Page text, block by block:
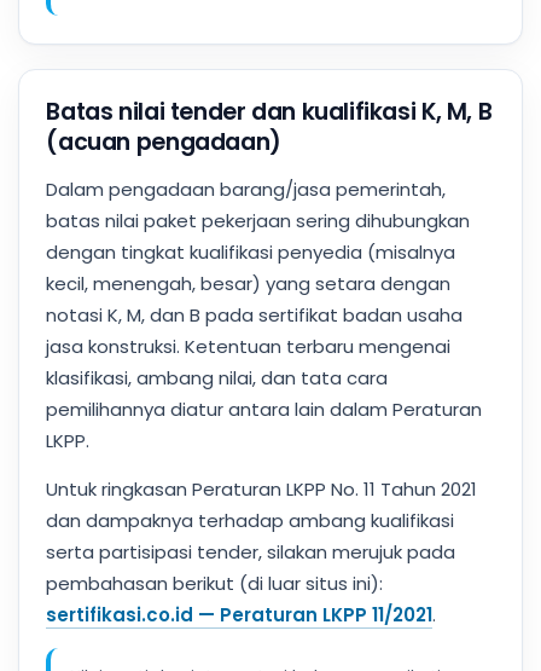
Batas nilai tender dan kualifikasi K, M, B
(acuan pengadaan)
Dalam pengadaan barang/jasa pemerintah,
batas nilai paket pekerjaan sering dihubungkan
dengan tingkat kualifikasi penyedia (misalnya
kecil, menengah, besar) yang setara dengan
notasi K, M, dan B pada sertifikat badan usaha
jasa konstruksi. Ketentuan terbaru mengenai
klasifikasi, ambang nilai, dan tata cara
pemilihannya diatur antara lain dalam Peraturan
LKPP.
Untuk ringkasan Peraturan LKPP No. 11 Tahun 2021
dan dampaknya terhadap ambang kualifikasi
serta partisipasi tender, silakan merujuk pada
pembahasan berikut (di luar situs ini):
sertifikasi.co.id — Peraturan LKPP 11/2021.